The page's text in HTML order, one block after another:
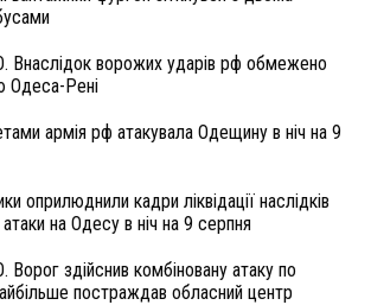
ворожих ударів рф обмежено
Одеса-Рені
армія рф атакувала Одещину в ніч на 9
оприлюднили кадри ліквідації наслідків
атаки на Одесу в ніч на 9 серпня
здійснив комбіновану атаку по
постраждав обласний центр